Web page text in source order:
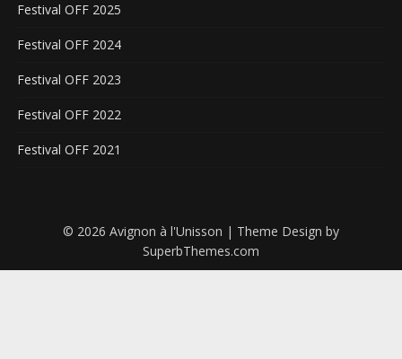
Festival OFF 2025
Festival OFF 2024
Festival OFF 2023
Festival OFF 2022
Festival OFF 2021
© 2026 Avignon à l'Unisson | Theme Design by
SuperbThemes.com